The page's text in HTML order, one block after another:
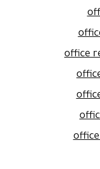
office
office